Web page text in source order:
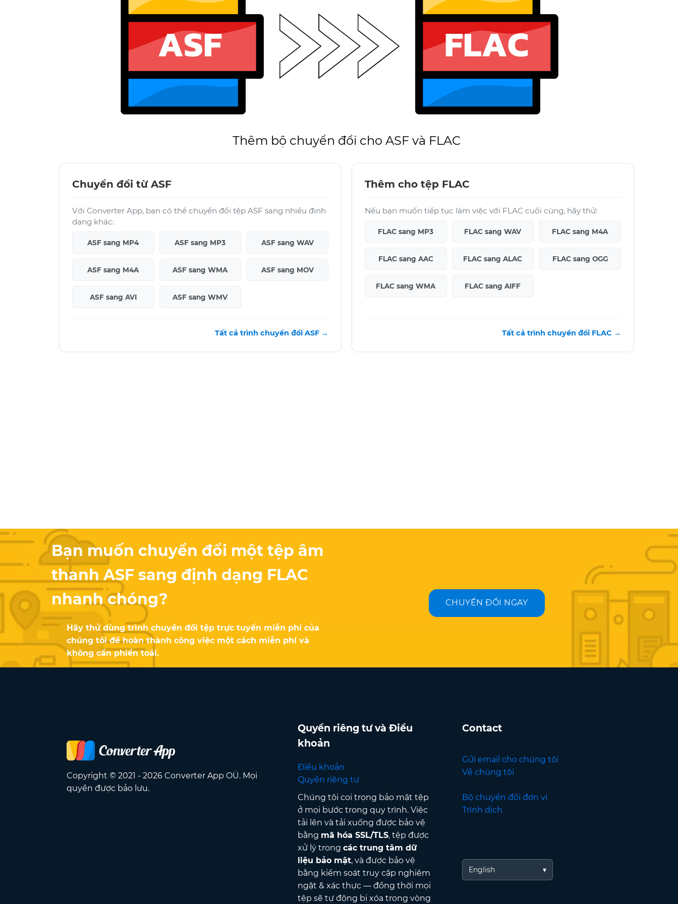
Thêm bộ chuyển đổi cho ASF và FLAC
Chuyển đổi từ ASF
Với Converter App, bạn có thể chuyển đổi tệp ASF sang nhiều định
dạng khác:
ASF sang MP4 ASF sang MP3 ASF sang WAV
ASF sang M4A ASF sang WMA ASF sang MOV
ASF sang AVI ASF sang WMV
Tất cả trình chuyển đổi ASF →
Thêm cho tệp FLAC
Nếu bạn muốn tiếp tục làm việc với FLAC cuối cùng, hãy thử:
FLAC sang MP3 FLAC sang WAV FLAC sang M4A
FLAC sang AAC FLAC sang ALAC FLAC sang OGG
FLAC sang WMA FLAC sang AIFF
Tất cả trình chuyển đổi FLAC →
Bạn muốn chuyển đổi một tệp âm
thanh ASF sang định dạng FLAC
nhanh chóng?
Hãy thử dùng trình chuyển đổi tệp trực tuyến miễn phí của
chúng tôi để hoàn thành công việc một cách miễn phí và
không cần phiền toái.
CHUYỂN ĐỔI NGAY
Copyright © 2021 - 2026 Converter App OÜ. Mọi
quyền được bảo lưu.
Quyền riêng tư và Điều
khoản
Điều khoản
Quyền riêng tư
Chúng tôi coi trọng bảo mật tệp
ở mọi bước trong quy trình. Việc
tải lên và tải xuống được bảo vệ
bằng mã hóa SSL/TLS, tệp được
xử lý trong các trung tâm dữ
liệu bảo mật, và được bảo vệ
bằng kiểm soát truy cập nghiêm
ngặt & xác thực — đồng thời mọi
tệp sẽ tự động bị xóa trong vòng
Contact
Gửi email cho chúng tôi
Về chúng tôi
Bộ chuyển đổi đơn vị
Trình dịch
English